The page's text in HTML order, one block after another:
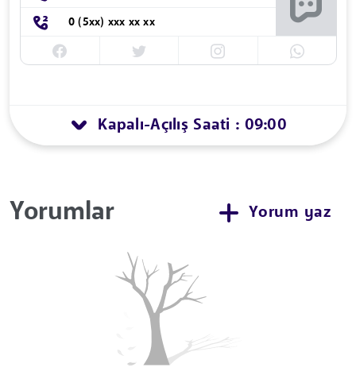
0 (5xx) xxx xx xx
Kapalı-Açılış Saati : 09:00
Yorumlar Yorum yaz